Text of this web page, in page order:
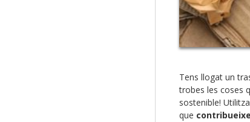
Tens llogat un
trobes les coses
sostenible! Utilitza
que